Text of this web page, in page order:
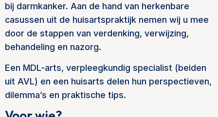
bij darmkanker. Aan de hand van herkenbare
casussen uit de huisartspraktijk nemen wij u mee
door de stappen van verdenking, verwijzing,
behandeling en nazorg.
Een MDL-arts, verpleegkundig specialist (beiden
uit AVL) en een huisarts delen hun perspectieven,
dilemma’s en praktische tips.